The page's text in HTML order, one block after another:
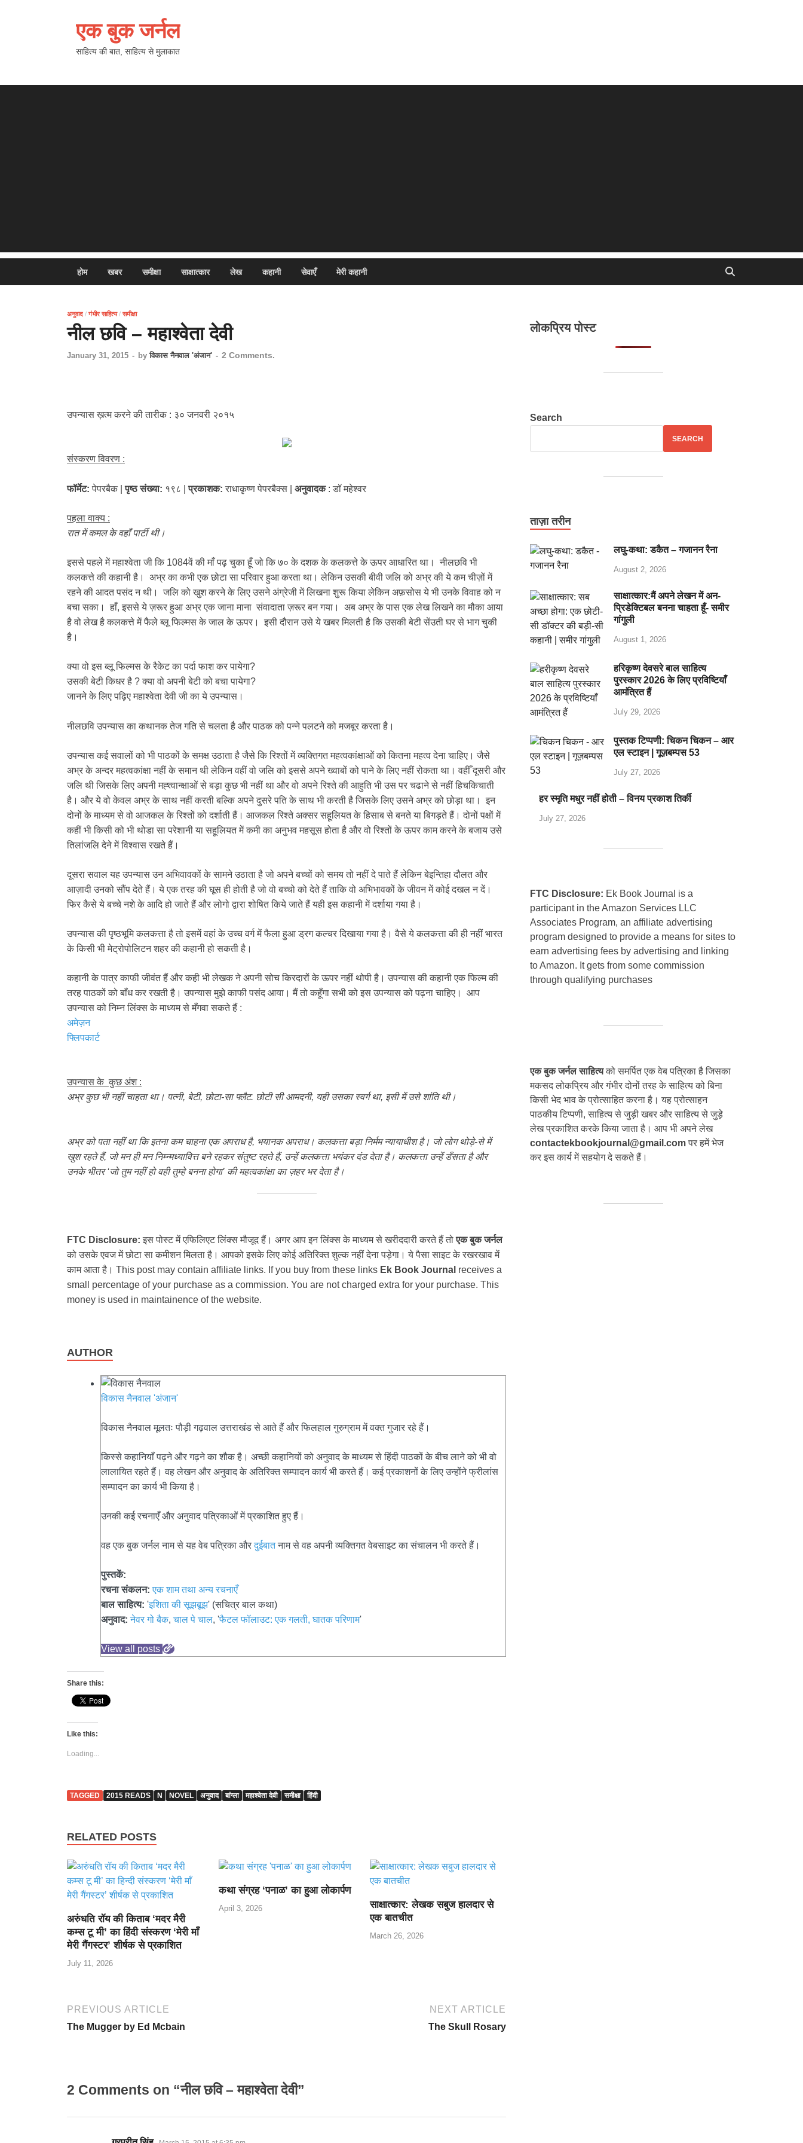
एक बुक जर्नल
साहित्य की बात, साहित्य से मुलाकात
होम खबर समीक्षा साक्षात्कार लेख कहानी सेवाएँ मेरी कहानी
अनुवाद / गंभीर साहित्य/ समीक्षा
नील छवि – महाश्वेता देवी
January 31, 2015 - by विकास नैनवाल 'अंजान' - 2 Comments.
उपन्यास ख़त्म करने की तारीक : ३० जनवरी २०१५
संस्करण विवरण :
फॉर्मेट: पेपरबैक |पृष्ठ संख्या: १९८ |प्रकाशक: राधाकृष्ण पेपरबैक्स | अनुवादक: डॉ महेश्वर
पहला वाक्य :
रात में कमल के वहाँ पार्टी थी।
इससे पहले में महाश्वेता जी कि 1084वें की माँ पढ़ चुका हूँ जो कि ७० के दशक के कलकत्ते के ऊपर आधारित था। नीलछवि भी
कलकत्ते की कहानी है। अभ्र का कभी एक छोटा सा परिवार हुआ करता था। लेकिन उसकी बीवी जलि को अभ्र की ये कम चीज़ों में
रहने की आदत पसंद न थी। जलि को खुश करने के लिए उसने अंग्रेजी में लिखना शुरू किया लेकिन अफ़सोस ये भी उनके विवाह को न
बचा सका। हाँ, इससे ये ज़रूर हुआ अभ्र एक जाना माना संवादाता ज़रूर बन गया। अब अभ्र के पास एक लेख लिखने का मौका आया
है वो लेख है कलकत्ते में फैले ब्लू फिल्मस के जाल के ऊपर। इसी दौरान उसे ये खबर मिलती है कि उसकी बेटी सेंउती घर से भाग चुकी
है।
क्या वो इस ब्लू फिल्मस के रैकेट का पर्दा फाश कर पायेगा?
उसकी बेटी किधर है ? क्या वो अपनी बेटी को बचा पायेगा?
जानने के लिए पढ़िए महाश्वेता देवी जी का ये उपन्यास।
नीलछवि उपन्यास का कथानक तेज गति से चलता है और पाठक को पन्ने पलटने को मजबूर करता है।
उपन्यास कई सवालों को भी पाठकों के समक्ष उठाता है जैसे कि रिश्तों में व्यक्तिगत महत्वकांक्षाओं को कितना महत्व देना चाहिए। जैसे
अभ्र के अन्दर महत्वकांक्षा नहीं के समान थी लेकिन वहीं वो जलि को इससे अपने ख्वाबों को पाने के लिए नहीं रोकता था। वहीँ दूसरी और
जलि थी जिसके लिए अपनी मह्त्वान्क्षाओं से बड़ा कुछ भी नहीं था और वो अपने रिश्ते की आहुति भी उस पर चढाने से नहीं हिचकिचाती
है। और ये वो केवल अभ्र के साथ नहीं करती बल्कि अपने दुसरे पति के साथ भी करती है जिसके लिए उसने अभ्र को छोड़ा था। इन
दोनों के माध्यम से वो आजकल के रिश्तों को दर्शाती हैं। आजकल रिश्ते अक्सर सहूलियत के हिसाब से बनते या बिगड़ते हैं। दोनों पक्षों में
कहीं भी किसी को भी थोडा सा परेशानी या सहूलियत में कमी का अनुभव महसूस होता है और वो रिश्तों के ऊपर काम करने के बजाय उसे
तिलांजलि देने में विश्वास रखते हैं।
दूसरा सवाल यह उपन्यास उन अभिवावकों के सामने उठाता है जो अपने बच्चों को समय तो नहीं दे पाते हैं लेकिन बेइन्तिहा दौलत और
आज़ादी उनको सौंप देते हैं। ये एक तरह की घूस ही होती है जो वो बच्चो को देते हैं ताकि वो अभिभावकों के जीवन में कोई दखल न दें।
फिर कैसे ये बच्चे नशे के आदि हो जाते हैं और लोगो द्वारा शोषित किये जाते हैं यही इस कहानी में दर्शाया गया है।
उपन्यास की पृष्ठभूमि कलकत्ता है तो इसमें वहां के उच्च वर्ग में फैला हुआ ड्रग कल्चर दिखाया गया है। वैसे ये कलकत्ता की ही नहीं भारत
के किसी भी मेट्रोपोलिटन शहर की कहानी हो सकती है।
कहानी के पात्र काफी जीवंत हैं और कही भी लेखक ने अपनी सोच किरदारों के ऊपर नहीं थोपी है। उपन्यास की कहानी एक फिल्म की
तरह पाठकों को बाँध कर रखती है। उपन्यास मुझे काफी पसंद आया। मैं तो कहूँगा सभी को इस उपन्यास को पढ़ना चाहिए। आप
उपन्यास को निम्न लिंक्स के माध्यम से मँगवा सकते हैं :
अमेज़न
फ्लिपकार्ट
उपन्यास के कुछ अंश :
अभ्र कुछ भी नहीं चाहता था। पत्नी, बेटी, छोटा-सा फ्लैट. छोटी सी आमदनी, यही उसका स्वर्ग था, इसी में उसे शांति थी।
अभ्र को पता नहीं था कि इतना कम चाहना एक अपराध है, भयानक अपराध। कलकत्ता बड़ा निर्मम न्यायाधीश है। जो लोग थोड़े-से में
खुश रहते हैं, जो मन ही मन निम्न्मध्यावित्त बने रहकर संतुष्ट रहते हैं, उन्हें कलकत्ता भयंकर दंड देता है। कलकत्ता उन्हें डँसता है और
उनके भीतर ‘जो तुम नहीं हो वही तुम्हे बनना होगा’ की महत्वकांक्षा का ज़हर भर देता है।
FTC Disclosure: इस पोस्ट में एफिलिएट लिंक्स मौजूद हैं। अगर आप इन लिंक्स के माध्यम से खरीददारी करते हैं तोएक बुक जर्नल
को उसके एवज में छोटा सा कमीशन मिलता है। आपको इसके लिए कोई अतिरिक्त शुल्क नहीं देना पड़ेगा। ये पैसा साइट के रखरखाव में
काम आता है। This post may contain affiliate links. If you buy from these links Ek Book Journal receives a
small percentage of your purchase as a commission. You are not charged extra for your purchase. This
money is used in maintainence of the website.
AUTHOR
विकास नैनवाल 'अंजान'
विकास नैनवाल मूलतः पौड़ी गढ़वाल उत्तराखंड से आते हैं और फिलहाल गुरुग्राम में वक्त गुजार रहे हैं।
किस्से कहानियाँ पढ़ने और गढ़ने का शौक है। अच्छी कहानियों को अनुवाद के माध्यम से हिंदी पाठकों के बीच लाने को भी वो
लालायित रहते हैं। वह लेखन और अनुवाद के अतिरिक्त सम्पादन कार्य भी करते हैं। कई प्रकाशनों के लिए उन्होंने फ्रीलांस
सम्पादन का कार्य भी किया है।
उनकी कई रचनाएँ और अनुवाद पत्रिकाओं में प्रकाशित हुए हैं।
वह एक बुक जर्नल नाम से यह वेब पत्रिका औरदुईबातनाम से वह अपनी व्यक्तिगत वेबसाइट का संचालन भी करते हैं।
पुस्तकें:
रचना संकलन: एक शाम तथा अन्य रचनाएँ
बाल साहित्य: 'इशिता की सूझबूझ' (सचित्र बाल कथा)
अनुवाद: नेवर गो बैक,चाल पे चाल, 'फैटल फॉलाउट: एक गलती, घातक परिणाम'
View all posts
Share this:
Like this:
Loading...
TAGGED 2015 READS N NOVEL अनुवाद बांग्ला महाश्वेता देवी समीक्षा हिंदी
RELATED POSTS
अरुंधति रॉय की किताब ‘मदर मैरी
कम्स टू मी’ का हिंदी संस्करण ‘मेरी माँ
मेरी गैंगस्टर’ शीर्षक से प्रकाशित
July 11, 2026
कथा संग्रह ‘पनाळ’ का हुआ लोकार्पण
April 3, 2026
साक्षात्कार: लेखक सबुज हालदार से
एक बातचीत
March 26, 2026
PREVIOUS ARTICLE
The Mugger by Ed Mcbain
NEXT ARTICLE
The Skull Rosary
2 Comments on “नील छवि – महाश्वेता देवी”
says:
लोकप्रिय पोस्ट
Search
SEARCH
ताज़ा तरीन
लघु-कथा: डकैत – गजानन रैना
August 2, 2026
साक्षात्कार:मैं अपने लेखन में अन-
प्रिडेक्टिबल बनना चाहता हूँ- समीर
गांगुली
August 1, 2026
हरिकृष्ण देवसरे बाल साहित्य
पुरस्कार 2026 के लिए प्रविष्टियाँ
आमंत्रित हैं
July 29, 2026
पुस्तक टिप्पणी: चिकन चिकन – आर
एल स्टाइन | गूज़बम्पस 53
July 27, 2026
हर स्मृति मधुर नहीं होती – विनय प्रकाश तिर्की
July 27, 2026
FTC Disclosure: Ek Book Journal is a
participant in the Amazon Services LLC
Associates Program, an affiliate advertising
program designed to provide a means for sites to
earn advertising fees by advertising and linking
to Amazon. It gets from some commission
through qualifying purchases
एक बुक जर्नल साहित्यको समर्पित एक वेब पत्रिका है जिसका
मकसद लोकप्रिय और गंभीर दोनों तरह के साहित्य को बिना
किसी भेद भाव के प्रोत्साहित करना है। यह प्रोत्साहन
पाठकीय टिप्पणी, साहित्य से जुड़ी खबर और साहित्य से जुड़े
लेख प्रकाशित करके किया जाता है। आप भी अपने लेख
contactekbookjournal@gmail.comपर हमें भेज
कर इस कार्य में सहयोग दे सकते हैं।